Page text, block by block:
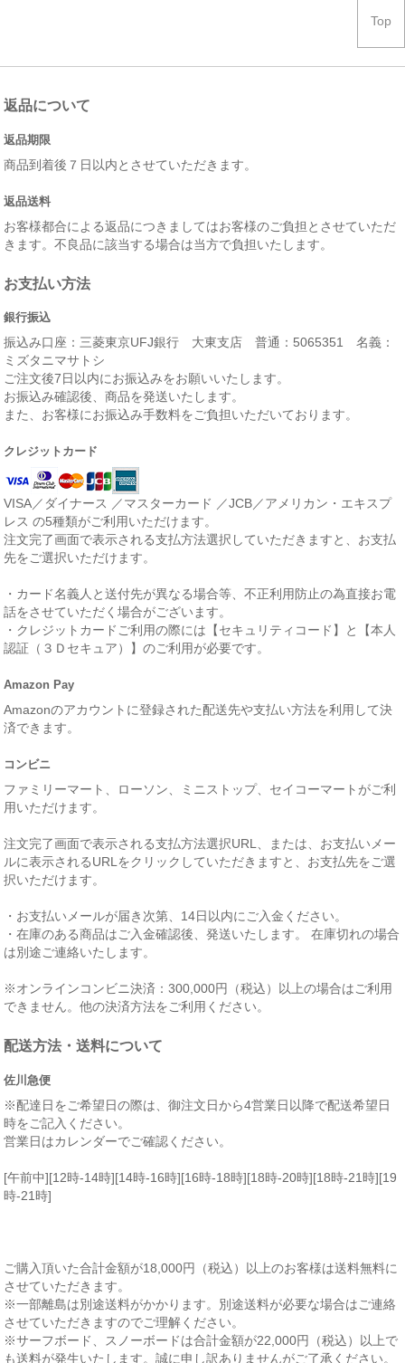
Top
返品について
返品期限
商品到着後７日以内とさせていただきます。
返品送料
お客様都合による返品につきましてはお客様のご負担とさせていただ
きます。不良品に該当する場合は当方で負担いたします。
お支払い方法
銀行振込
振込み口座：三菱東京UFJ銀行 大東支店 普通：5065351 名義：
ミズタニマサトシ
ご注文後7日以内にお振込みをお願いいたします。
お振込み確認後、商品を発送いたします。
また、お客様にお振込み手数料をご負担いただいております。
クレジットカード
VISA／ダイナース ／マスターカード ／JCB／アメリカン・エキスプ
レス の5種類がご利用いただけます。
注文完了画面で表示される支払方法選択していただきますと、お支払
先をご選択いただけます。
・カード名義人と送付先が異なる場合等、不正利用防止の為直接お電
話をさせていただく場合がございます。
・クレジットカードご利用の際には【セキュリティコード】と【本人
認証（３Ｄセキュア）】のご利用が必要です。
Amazon Pay
Amazonのアカウントに登録された配送先や支払い方法を利用して決
済できます。
コンビニ
ファミリーマート、ローソン、ミニストップ、セイコーマートがご利
用いただけます。
注文完了画面で表示される支払方法選択URL、または、お支払いメー
ルに表示されるURLをクリックしていただきますと、お支払先をご選
択いただけます。
・お支払いメールが届き次第、14日以内にご入金ください。
・在庫のある商品はご入金確認後、発送いたします。 在庫切れの場合
は別途ご連絡いたします。
※オンラインコンビニ決済：300,000円（税込）以上の場合はご利用
できません。他の決済方法をご利用ください。
配送方法・送料について
佐川急便
※配達日をご希望日の際は、御注文日から4営業日以降で配送希望日
時をご記入ください。
営業日はカレンダーでご確認ください。
[午前中][12時-14時][14時-16時][16時-18時][18時-20時][18時-21時][19
時-21時]
ご購入頂いた合計金額が18,000円（税込）以上のお客様は送料無料に
させていただきます。
※一部離島は別途送料がかかります。別途送料が必要な場合はご連絡
させていただきますのでご理解ください。
※サーフボード、スノーボードは合計金額が22,000円（税込）以上で
も送料が発生いたします。誠に申し訳ありませんがご了承ください。